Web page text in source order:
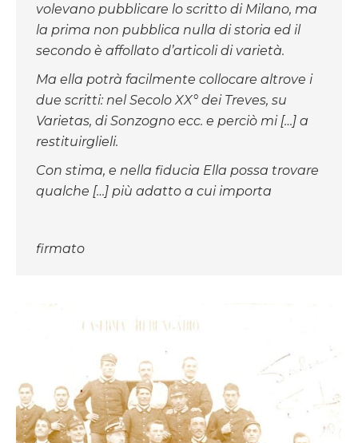
volevano pubblicare lo scritto di Milano, ma
la prima non pubblica nulla di storia ed il
secondo è affollato d’articoli di varietà.
Ma ella potrà facilmente collocare altrove i
due scritti: nel Secolo XX° dei Treves, su
Varietas, di Sonzogno ecc. e perciò mi […] a
restituirglieli.
Con stima, e nella fiducia Ella possa trovare
qualche […] più adatto a cui importa
firmato